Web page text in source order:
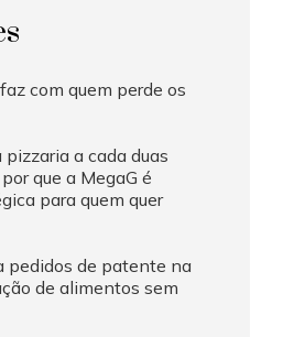
com quem perde os
pizzaria a cada duas
que a MegaG é
para quem quer
pedidos de patente na
de alimentos sem